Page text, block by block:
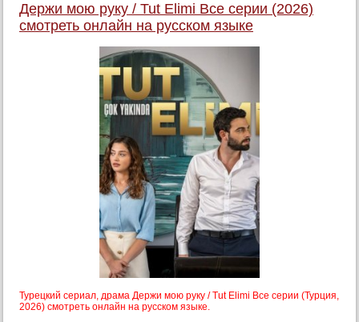
Держи мою руку / Tut Elimi Все серии (2026)
смотреть онлайн на русском языке
Турецкий сериал, драма Держи мою руку / Tut Elimi Все серии (Турция,
2026) смотреть онлайн на русском языке.